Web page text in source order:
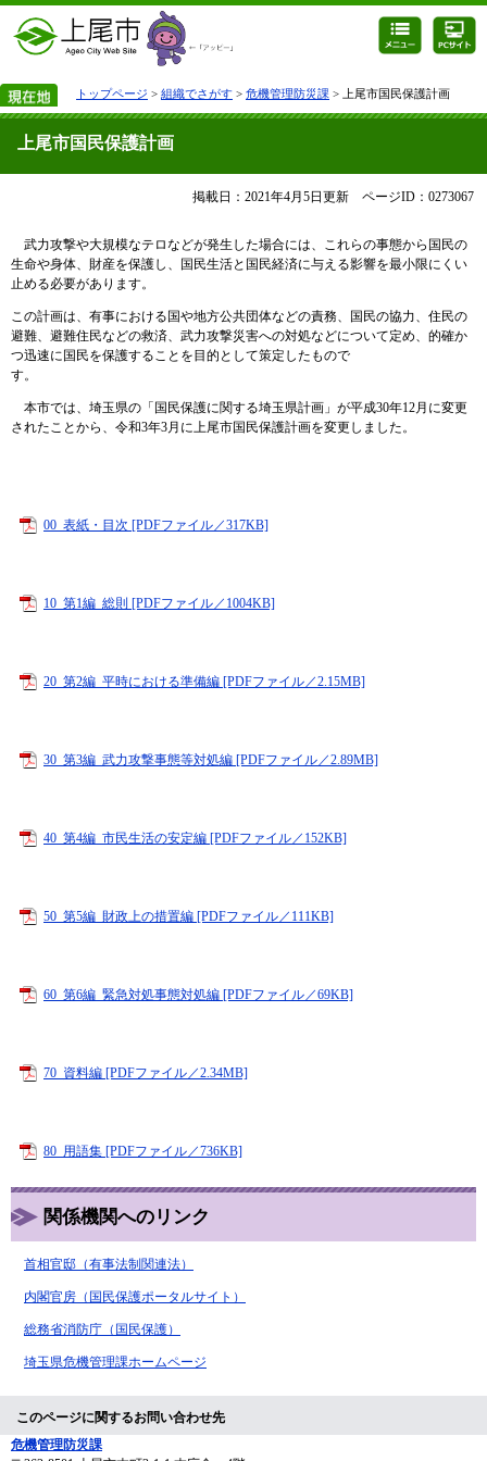
トップページ > 組織でさがす > 危機管理防災課 > 上尾市国民保護計画
上尾市国民保護計画
掲載日：2021年4月5日更新 ページID：0273067
武力攻撃や大規模なテロなどが発生した場合には、これらの事態から国民の
生命や身体、財産を保護し、国民生活と国民経済に与える影響を最小限にくい
止める必要があります。
この計画は、有事における国や地方公共団体などの責務、国民の協力、住民の
避難、避難住民などの救済、武力攻撃災害への対処などについて定め、的確か
つ迅速に国民を保護することを目的として策定したもので
す。
本市では、埼玉県の「国民保護に関する埼玉県計画」が平成30年12月に変更
されたことから、令和3年3月に上尾市国民保護計画を変更しました。
00_表紙・目次 [PDFファイル／317KB]
10_第1編_総則 [PDFファイル／1004KB]
20_第2編_平時における準備編 [PDFファイル／2.15MB]
30_第3編_武力攻撃事態等対処編 [PDFファイル／2.89MB]
40_第4編_市民生活の安定編 [PDFファイル／152KB]
50_第5編_財政上の措置編 [PDFファイル／111KB]
60_第6編_緊急対処事態対処編 [PDFファイル／69KB]
70_資料編 [PDFファイル／2.34MB]
80_用語集 [PDFファイル／736KB]
関係機関へのリンク
首相官邸（有事法制関連法）
内閣官房（国民保護ポータルサイト）
総務省消防庁（国民保護）
埼玉県危機管理課ホームページ
このページに関するお問い合わせ先
危機管理防災課